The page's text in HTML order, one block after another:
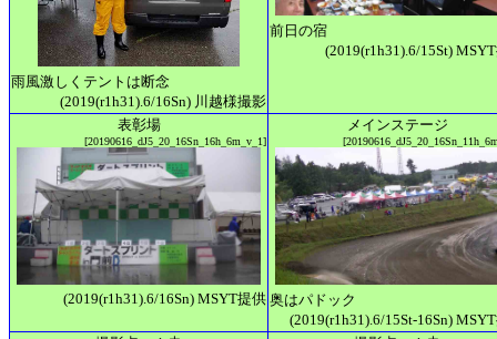
雨風激しくテントは断念
(2019(r1h31).6/16Sn) 川越様撮影
前日の宿
(2019(r1h31).6/15St)
表彰場
[20190616_dJ5_20_16Sn_16h_6m_v_1]
(2019(r1h31).6/16Sn) MSYT提供
メインステージ
奥はパドック
(2019(r1h31).6/15St-16Sn)